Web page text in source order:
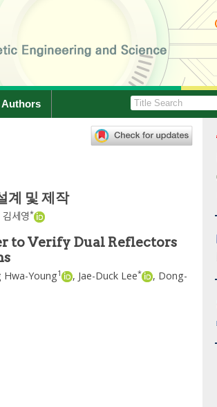
Authors
계 및 제작
김세영*
to Verify Dual Reflectors
Hwa-Young1 , Jae-Duck Lee* , Dong-